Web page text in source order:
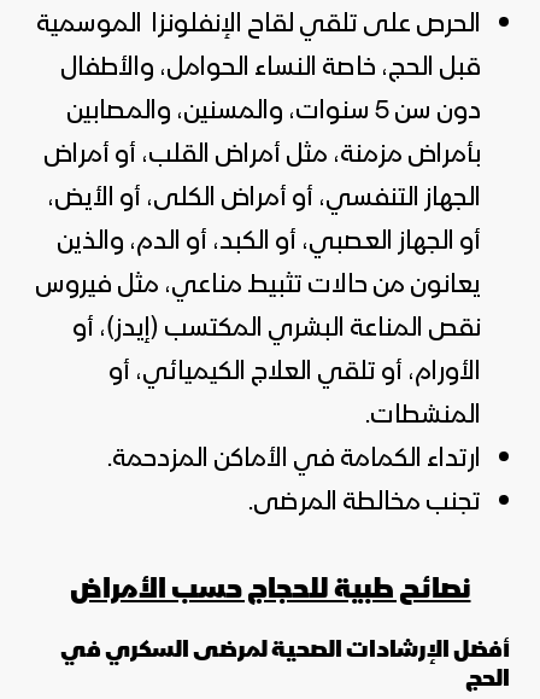
الحرص على تلقي لقاح الإنفلونزا الموسمية
قبل الحج، خاصة النساء الحوامل، والأطفال
دون سن 5 سنوات، والمسنين، والمصابين
بأمراض مزمنة، مثل أمراض القلب، أو أمراض
الجهاز التنفسي، أو أمراض الكلى، أو الأيض،
أو الجهاز العصبي، أو الكبد، أو الدم، والذين
يعانون من حالات تثبيط مناعي، مثل فيروس
نقص المناعة البشري المكتسب (إيدز)، أو
الأورام، أو تلقي العلاج الكيميائي، أو
المنشطات.
ارتداء الكمامة في الأماكن المزدحمة.
تجنب مخالطة المرضى.
نصائح طبية للحجاج حسب الأمراض
أفضل الإرشادات الصحية لمرضى السكري في
الحج